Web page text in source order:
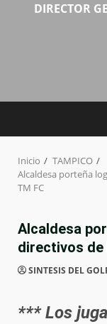
DIRECTOR
Inicio
TAMPICO
Alcaldesa porteña
TM FC
Alcaldesa
directivos de
SINTESIS DEL
*** Los